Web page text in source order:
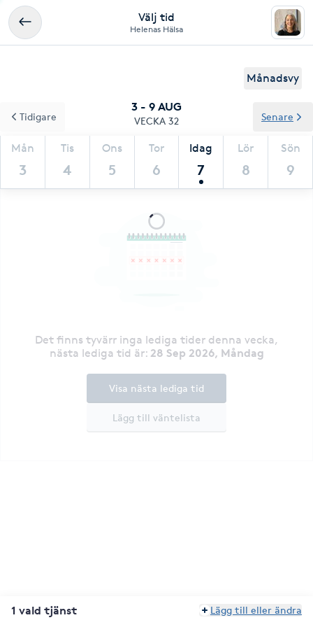
Välj tid
Helenas Hälsa
Månadsvy
3 - 9 AUG
VECKA 32
Mån
3
Tis
4
Ons
5
Tor
6
Idag
7
Lör
8
Sön
9
Tidigare Senare
Det finns tyvärr inga lediga tider denna vecka,
nästa lediga tid är: 28 Sep 2026, Måndag
Lägg till väntelista
Visa nästa lediga tid
1 vald tjänst Lägg till eller ändra